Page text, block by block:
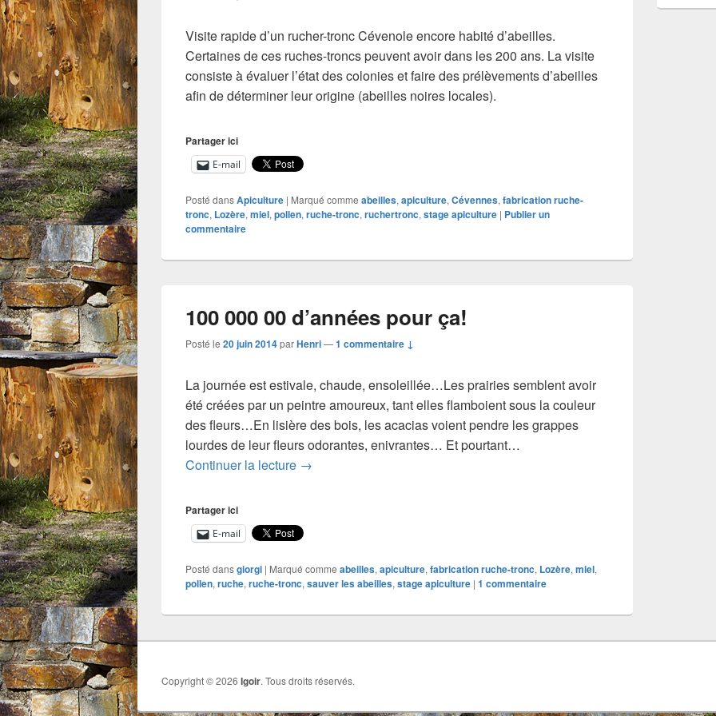
Visite rapide d’un rucher-tronc Cévenole encore habité d’abeilles.
Certaines de ces ruches-troncs peuvent avoir dans les 200 ans. La visite
consiste à évaluer l’état des colonies et faire des prélèvements d’abeilles
afin de déterminer leur origine (abeilles noires locales).
Partager ici
E-mail
Posté dansApiculture | Marqué comme abeilles, apiculture, Cévennes, fabrication ruche-
tronc, Lozère, miel, pollen, ruche-tronc, ruchertronc, stage apiculture | Publier un
commentaire
100 000 00 d’années pour ça!
Posté le 20 juin 2014parHenri—1 commentaire ↓
La journée est estivale, chaude, ensoleillée…Les prairies semblent avoir
été créées par un peintre amoureux, tant elles flamboient sous la couleur
des fleurs…En lisière des bois, les acacias voient pendre les grappes
lourdes de leur fleurs odorantes, enivrantes… Et pourtant…
Continuer la lecture 100 000 00 d’années pour ça!
→
Partager ici
E-mail
Posté dansgiorgi | Marqué comme abeilles, apiculture, fabrication ruche-tronc, Lozère, miel,
pollen, ruche, ruche-tronc, sauver les abeilles, stage apiculture | 1 commentaire
Copyright © 2026 Igoir. Tous droits réservés.